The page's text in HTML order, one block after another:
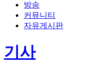
방송
커뮤니티
자유게시판
기사